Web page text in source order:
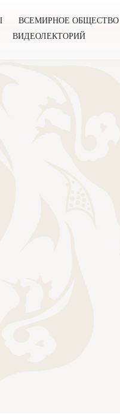
ВСЕМИРНОЕ ОБЩЕСТВО
ВИДЕОЛЕКТОРИЙ